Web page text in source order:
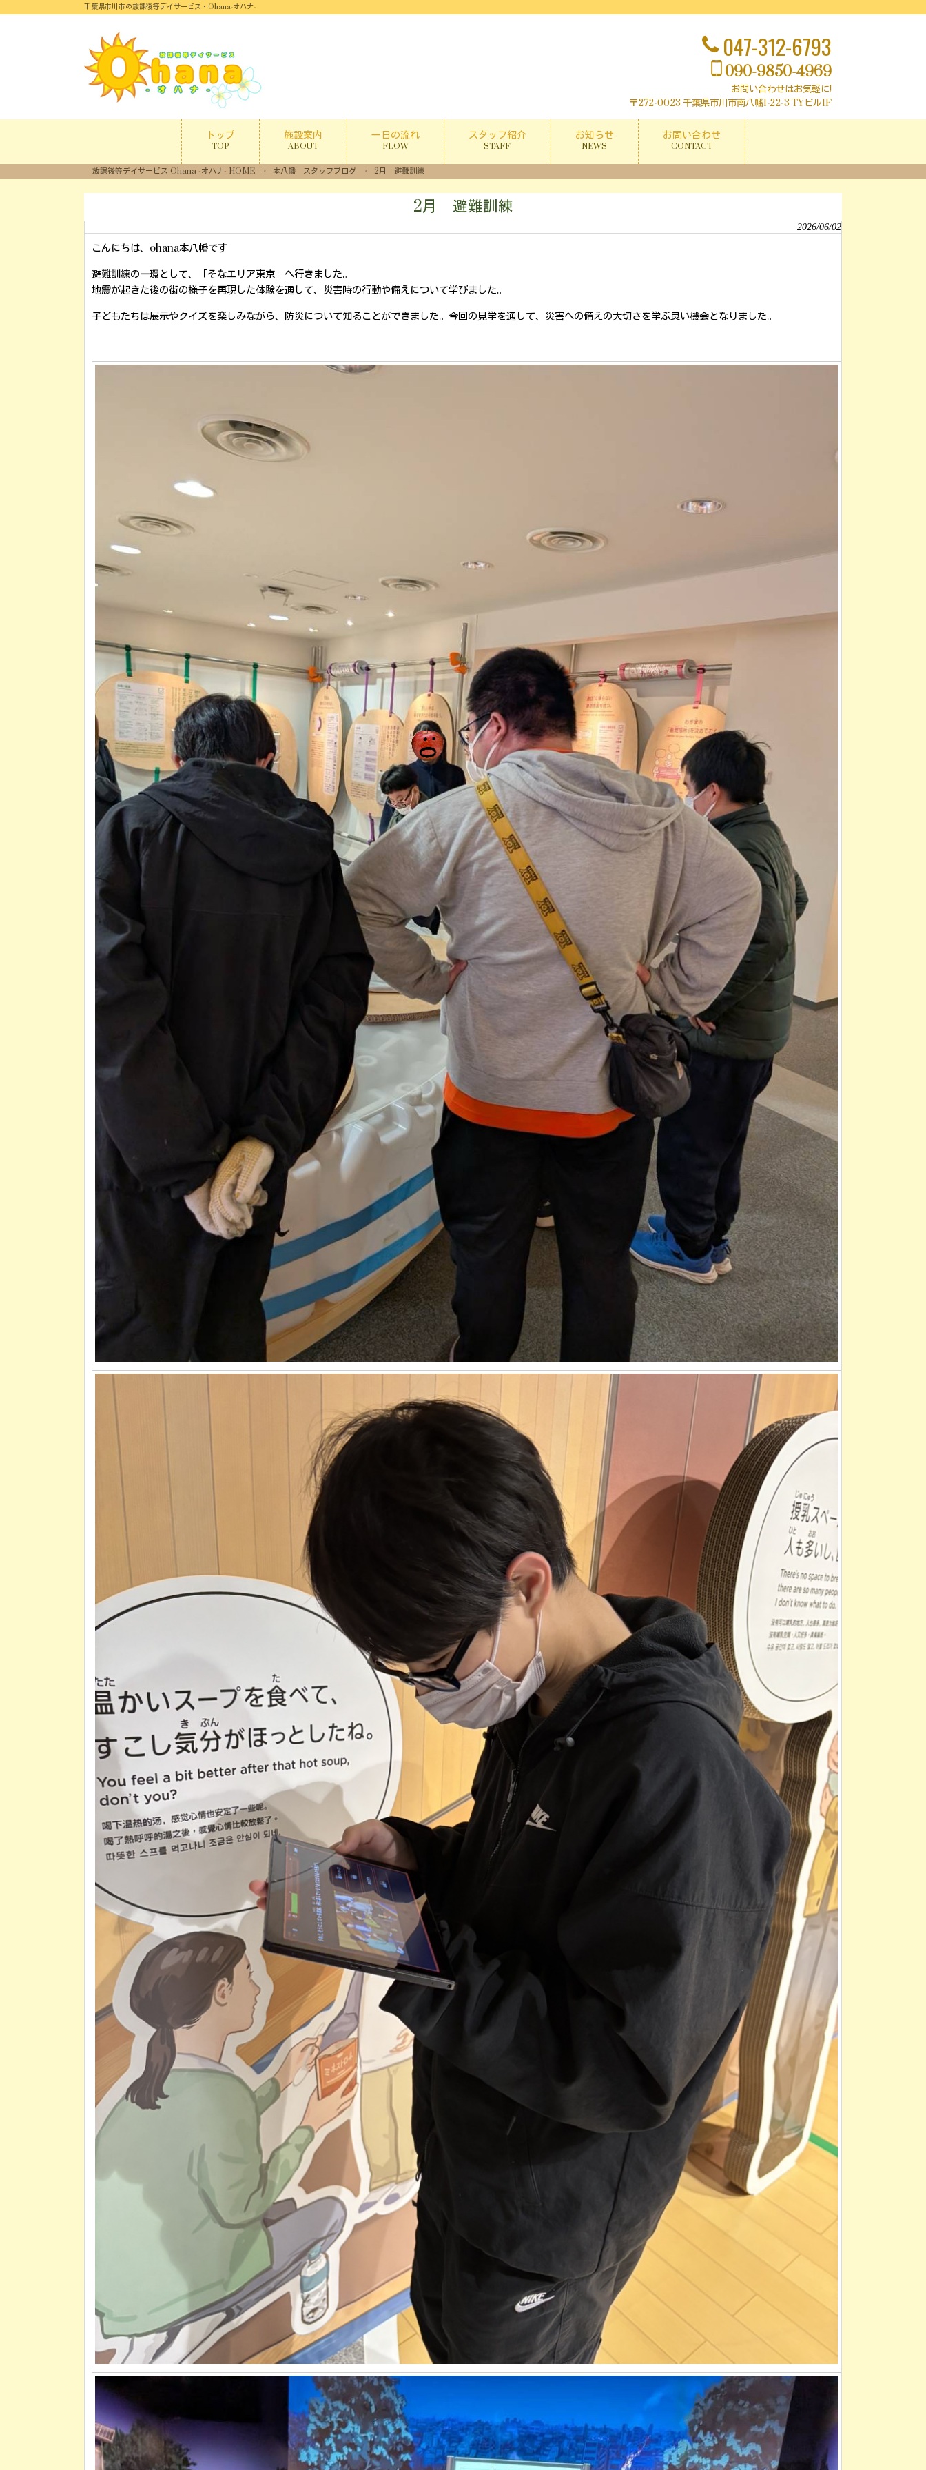
千葉県市川市の放課後等デイサービス・Ohana-オハナ-
047-312-6793
090-9850-4969
お問い合わせはお気軽に!
〒272-0023 千葉県市川市南八幡1-22-3 TYビル1F
トップ
TOP
施設案内
ABOUT
一日の流れ
FLOW
スタッフ紹介
STAFF
お知らせ
NEWS
お問い合わせ
CONTACT
放課後等デイサービス Ohana -オハナ- HOME > 本八幡 スタッフブログ > 2月 避難訓練
2月 避難訓練
2026/06/02
こんにちは、ohana本八幡です
避難訓練の一環として、「そなエリア東京」へ行きました。
地震が起きた後の街の様子を再現した体験を通して、災害時の行動や備えについて学びました。
子どもたちは展示やクイズを楽しみながら、防災について知ることができました。今回の見学を通して、災害への備えの大切さを学ぶ良い機会となりました。